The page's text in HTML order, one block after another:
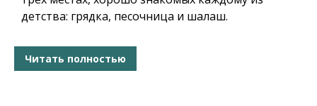
детства: грядка, песочница и шалаш.
Читать полностью